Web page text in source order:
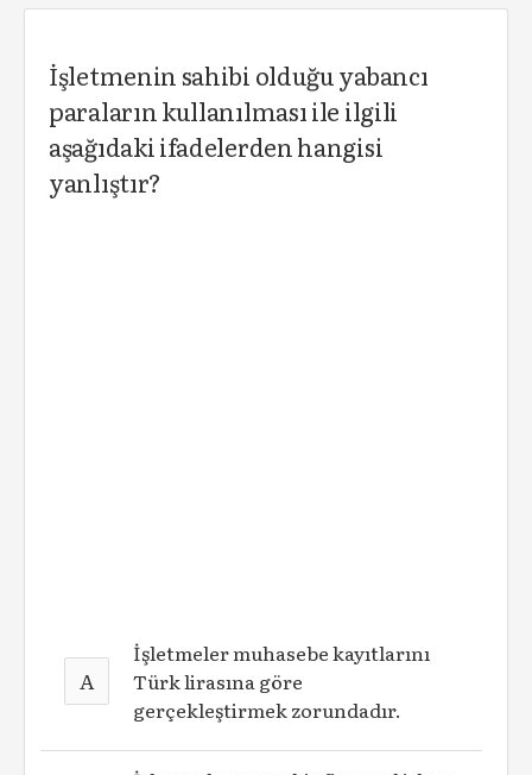
İşletmenin sahibi olduğu yabancı
paraların kullanılması ile ilgili
aşağıdaki ifadelerden hangisi
yanlıştır?
A
İşletmeler muhasebe kayıtlarını
Türk lirasına göre
gerçekleştirmek zorundadır.